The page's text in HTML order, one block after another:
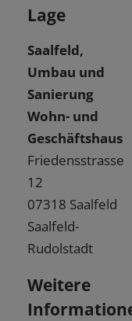
Lage
Saalfeld,
Umbau und
Sanierung
Wohn- und
Geschäftshaus
Friedensstrasse
12
07318 Saalfeld
Saalfeld-
Rudolstadt
Weitere